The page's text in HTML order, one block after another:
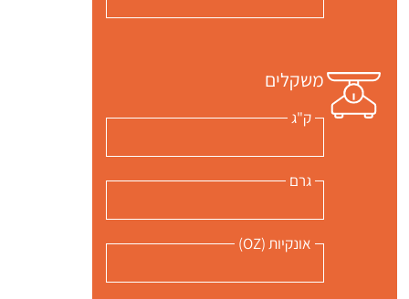
משקלים
ק"ג
גרם
אונקיות (OZ)